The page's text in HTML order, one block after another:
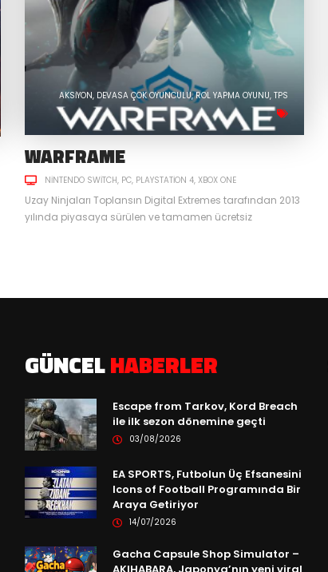
AKSIYON DEVASA ÇOK OYUNCULU ROL YAPMA OYUNU TPS
WARFRAME
NINTENDO SWITCH PC PLAYSTATION 4 XBOX ONE
Uzay Ninjaları Toplansın Digital Extremes tarafından 2013
yılında piyasaya sürülen ve tamamen ücretsiz
istediğinizi kullanarak farklı gezegenlere yol alabilir ve
GÜNCELHABERLER
Escape from Tarkov, Kord Breach
ile ilk sezon dönemine geçti
03/08/2026
EA SPORTS, Futbolun Üç Efsanesini
Icons of Football Programında Bir
Araya Getiriyor
14/07/2026
Gacha Capsule Shop Simulator –